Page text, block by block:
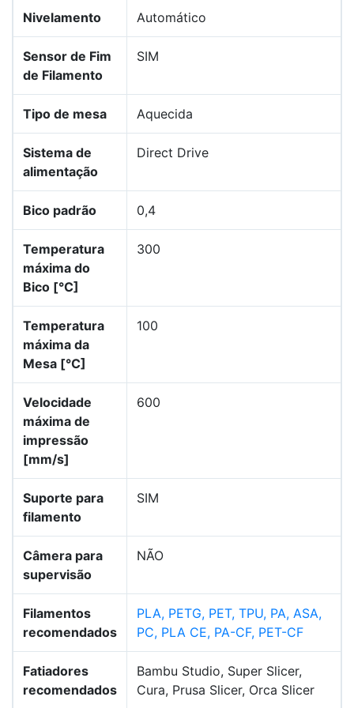
Nivelamento Automático
Sensor de Fim
de Filamento
SIM
Tipo de mesa Aquecida
Sistema de
alimentação
Direct Drive
Bico padrão 0,4
Temperatura
máxima do
Bico [°C]
300
Temperatura
máxima da
Mesa [°C]
100
Velocidade
máxima de
impressão
[mm/s]
600
Suporte para
filamento
SIM
Câmera para
supervisão
NÃO
Filamentos
recomendados
PLA, PETG, PET, TPU, PA, ASA,
PC, PLA CE, PA-CF, PET-CF
Fatiadores
recomendados
Bambu Studio, Super Slicer,
Cura, Prusa Slicer, Orca Slicer